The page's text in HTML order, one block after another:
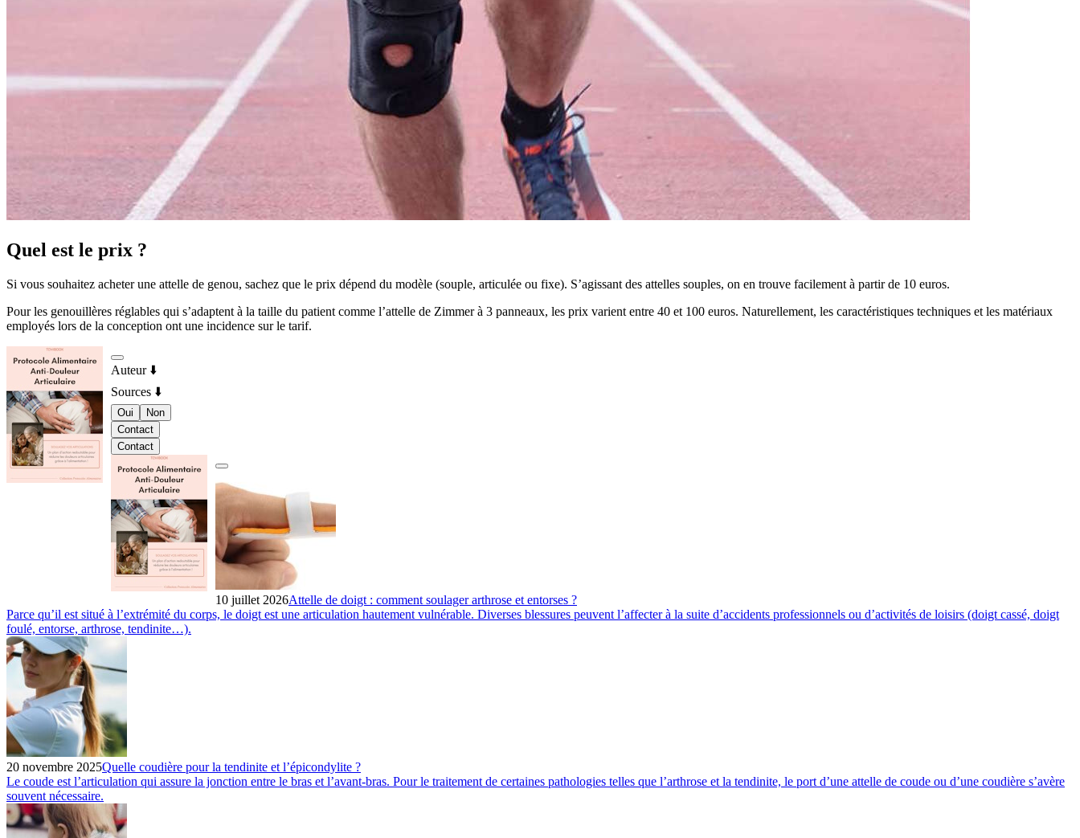
Quel est le prix ?
Si vous souhaitez acheter une attelle de genou, sachez que le prix dépend du modèle (souple, articulée ou fixe). S’agissant des attelles souples, on en trouve facilement à partir de 10 euros.
Pour les genouillères réglables qui s’adaptent à la taille du patient comme l’attelle de Zimmer à 3 panneaux, les prix varient entre 40 et 100 euros. Naturellement, les caractéristiques techniques et les matériaux
employés lors de la conception ont une incidence sur le tarif.
Auteur ⬇️
Sources ⬇️
Oui
Non
Contact
Contact
10 juillet 2026Attelle de doigt : comment soulager arthrose et entorses ?
Parce qu’il est situé à l’extrémité du corps, le doigt est une articulation hautement vulnérable. Diverses blessures peuvent l’affecter à la suite d’accidents professionnels ou d’activités de loisirs (doigt cassé, doigt
foulé, entorse, arthrose, tendinite…).
20 novembre 2025Quelle coudière pour la tendinite et l’épicondylite ?
Le coude est l’articulation qui assure la jonction entre le bras et l’avant-bras. Pour le traitement de certaines pathologies telles que l’arthrose et la tendinite, le port d’une attelle de coude ou d’une coudière s’avère
souvent nécessaire.